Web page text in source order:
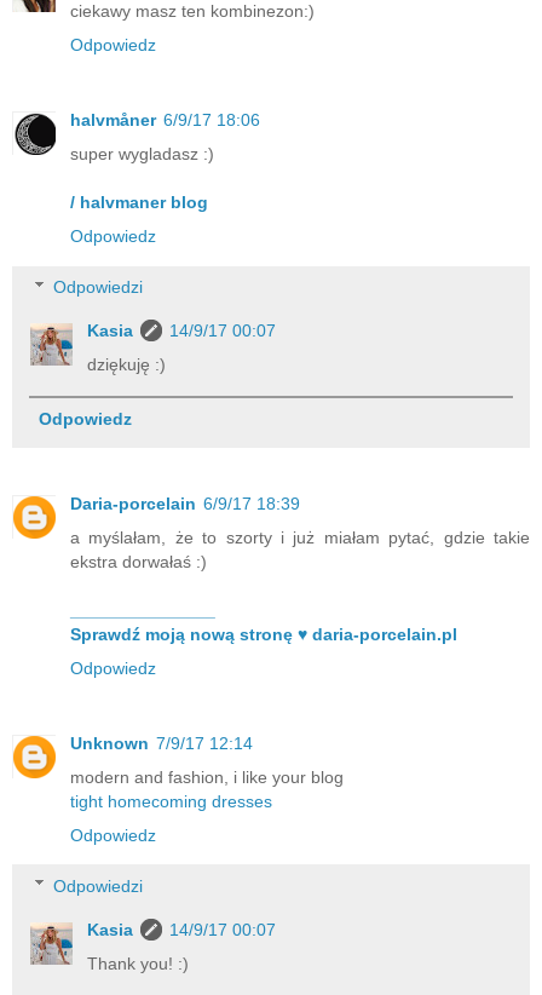
ciekawy masz ten kombinezon:)
Odpowiedz
halvmåner 6/9/17 18:06
super wygladasz :)
/ halvmaner blog
Odpowiedz
Odpowiedzi
Kasia
14/9/17 00:07
dziękuję :)
Odpowiedz
Daria-porcelain 6/9/17 18:39
a myślałam, że to szorty i już miałam pytać, gdzie takie
ekstra dorwałaś :)
Sprawdź moją nową stronę ♥ daria-porcelain.pl
Odpowiedz
Unknown 7/9/17 12:14
modern and fashion, i like your blog
tight homecoming dresses
Odpowiedz
Odpowiedzi
Kasia
14/9/17 00:07
Thank you! :)